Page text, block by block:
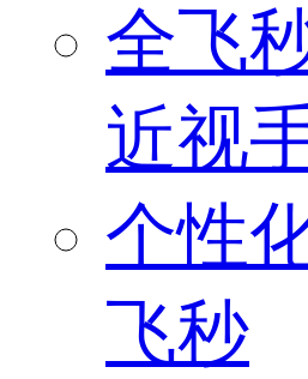
全飞
近视
个性
飞秒